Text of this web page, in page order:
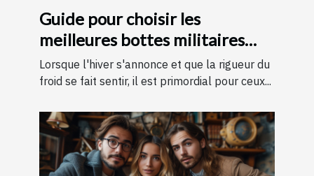
Guide pour choisir les
meilleures bottes militaires
pour l'hiver
Lorsque l'hiver s'annonce et que la rigueur du
froid se fait sentir, il est primordial pour ceux...